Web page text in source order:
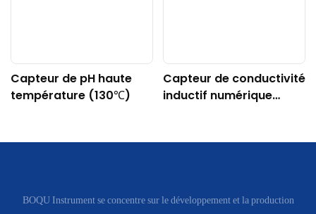
Capteur de pH haute
température (130℃)
Capteur de conductivité
inductif numérique
températures)
BOQU Instrument se concentre sur le développement et la production